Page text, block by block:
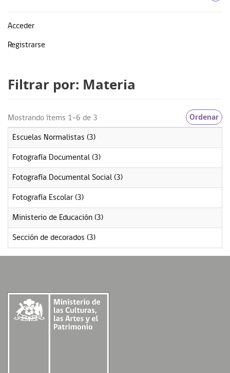
Acceder
Registrarse
Filtrar por: Materia
Mostrando ítems 1-6 de 3 Ordenar
Escuelas Normalistas (3)
Fotografía Documental (3)
Fotografía Documental Social (3)
Fotografía Escolar (3)
Ministerio de Educación (3)
Sección de decorados (3)